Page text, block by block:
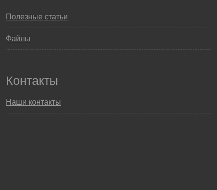
Полезные статьи
Файлы
Контакты
Наши контакты